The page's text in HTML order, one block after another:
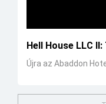
Hell House LLC
Újra az Abaddon